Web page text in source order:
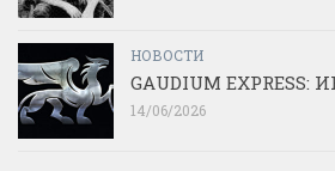
НОВОСТИ
GAUDIUM EXPRESS:
14/06/2026